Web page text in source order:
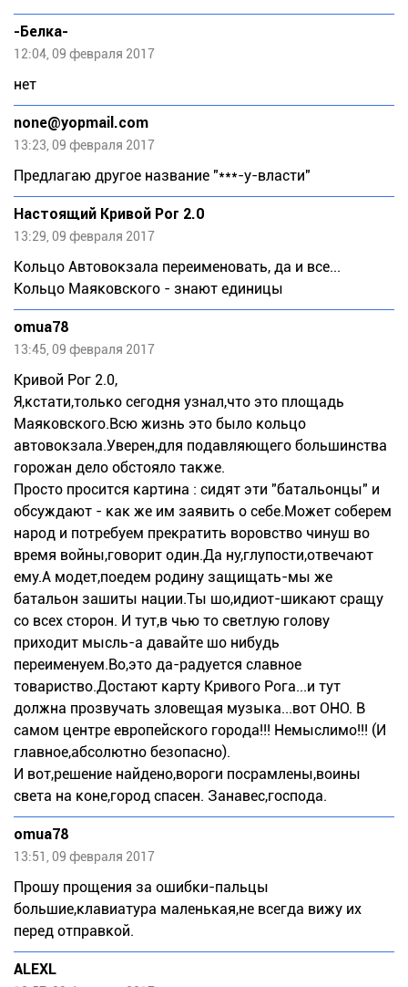
-Белка-
12:04, 09 февраля 2017
нет
none@yopmail.com
13:23, 09 февраля 2017
Предлагаю другое название "***-у-власти"
Настоящий Кривой Рог 2.0
13:29, 09 февраля 2017
Кольцо Автовокзала переименовать, да и все...
Кольцо Маяковского - знают единицы
omua78
13:45, 09 февраля 2017
Кривой Рог 2.0,
Я,кстати,только сегодня узнал,что это площадь
Маяковского.Всю жизнь это было кольцо
автовокзала.Уверен,для подавляющего большинства
горожан дело обстояло также.
Просто просится картина : сидят эти "батальонцы" и
обсуждают - как же им заявить о себе.Может соберем
народ и потребуем прекратить воровство чинуш во
время войны,говорит один.Да ну,глупости,отвечают
ему.А модет,поедем родину защищать-мы же
батальон зашиты нации.Ты шо,идиот-шикают сращу
со всех сторон. И тут,в чью то светлую голову
приходит мысль-а давайте шо нибудь
переименуем.Во,это да-радуется славное
товариство.Достают карту Кривого Рога...и тут
должна прозвучать зловещая музыка...вот ОНО. В
самом центре европейского города!!! Немыслимо!!! (И
главное,абсолютно безопасно).
И вот,решение найдено,вороги посрамлены,воины
света на коне,город спасен. Занавес,господа.
omua78
13:51, 09 февраля 2017
Прошу прощения за ошибки-пальцы
большие,клавиатура маленькая,не всегда вижу их
перед отправкой.
ALEXL